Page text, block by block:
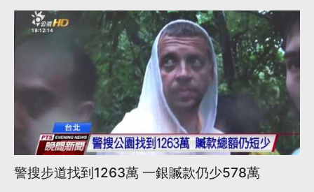
警搜步道找到1263萬 一銀贓款仍少578萬